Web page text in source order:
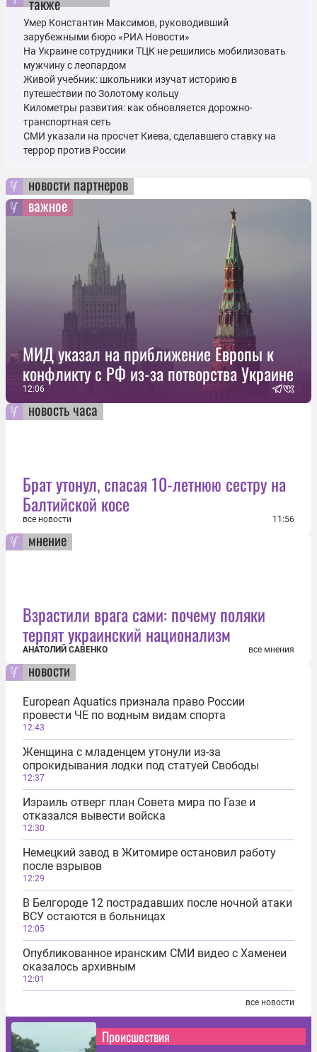
Умер Константин Максимов, руководивший
зарубежными бюро «РИА Новости»
На Украине сотрудники ТЦК не решились мобилизовать
мужчину с леопардом
Живой учебник: школьники изучат историю в
путешествии по Золотому кольцу
Километры развития: как обновляется дорожно-
транспортная сеть
СМИ указали на просчет Киева, сделавшего ставку на
террор против России
новости партнеров
важное
МИД указал на приближение Европы к
конфликту с РФ из-за потворства Украине
12:06
новость часа
Брат утонул, спасая 10-летнюю сестру на
Балтийской косе
все новости 11:56
мнение
Взрастили врага сами: почему поляки
терпят украинский национализм
АНАТОЛИЙ САВЕНКО все мнения
новости
European Aquatics признала право России
провести ЧЕ по водным видам спорта
12:43
Женщина с младенцем утонули из-за
опрокидывания лодки под статуей Свободы
12:37
Израиль отверг план Совета мира по Газе и
отказался вывести войска
12:30
Немецкий завод в Житомире остановил работу
после взрывов
12:29
В Белгороде 12 пострадавших после ночной атаки
ВСУ остаются в больницах
12:05
Опубликованное иранским СМИ видео с Хаменеи
оказалось архивным
12:01
все новости
Происшествия